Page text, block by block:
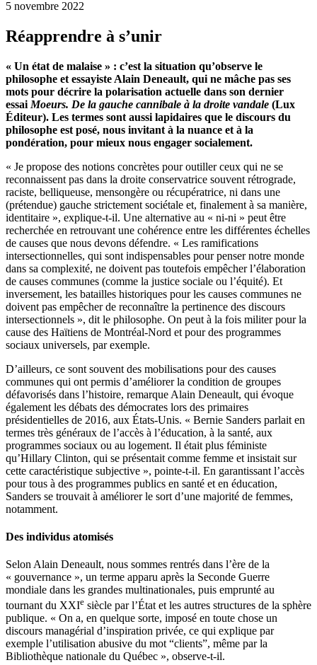
5 novembre 2022
Réapprendre à s’unir
« Un état de malaise » : c’est la situation qu’observe le
philosophe et essayiste Alain Deneault, qui ne mâche pas ses
mots pour décrire la polarisation actuelle dans son dernier
essai Moeurs. De la gauche cannibale à la droite vandale (Lux
Éditeur). Les termes sont aussi lapidaires que le discours du
philosophe est posé, nous invitant à la nuance et à la
pondération, pour mieux nous engager socialement.
« Je propose des notions concrètes pour outiller ceux qui ne se
reconnaissent pas dans la droite conservatrice souvent rétrograde,
raciste, belliqueuse, mensongère ou récupératrice, ni dans une
(prétendue) gauche strictement sociétale et, finalement à sa manière,
identitaire », explique-t-il. Une alternative au « ni-ni » peut être
recherchée en retrouvant une cohérence entre les différentes échelles
de causes que nous devons défendre. « Les ramifications
intersectionnelles, qui sont indispensables pour penser notre monde
dans sa complexité, ne doivent pas toutefois empêcher l’élaboration
de causes communes (comme la justice sociale ou l’équité). Et
inversement, les batailles historiques pour les causes communes ne
doivent pas empêcher de reconnaître la pertinence des discours
intersectionnels », dit le philosophe. On peut à la fois militer pour la
cause des Haïtiens de Montréal-Nord et pour des programmes
sociaux universels, par exemple.
D’ailleurs, ce sont souvent des mobilisations pour des causes
communes qui ont permis d’améliorer la condition de groupes
défavorisés dans l’histoire, remarque Alain Deneault, qui évoque
également les débats des démocrates lors des primaires
présidentielles de 2016, aux États-Unis. « Bernie Sanders parlait en
termes très généraux de l’accès à l’éducation, à la santé, aux
programmes sociaux ou au logement. Il était plus féministe
qu’Hillary Clinton, qui se présentait comme femme et insistait sur
cette caractéristique subjective », pointe-t-il. En garantissant l’accès
pour tous à des programmes publics en santé et en éducation,
Sanders se trouvait à améliorer le sort d’une majorité de femmes,
notamment.
Des individus atomisés
Selon Alain Deneault, nous sommes rentrés dans l’ère de la
« gouvernance », un terme apparu après la Seconde Guerre
mondiale dans les grandes multinationales, puis emprunté au
tournant du XXIe siècle par l’État et les autres structures de la sphère
publique. « On a, en quelque sorte, imposé en toute chose un
discours managérial d’inspiration privée, ce qui explique par
exemple l’utilisation abusive du mot “clients”, même par la
Bibliothèque nationale du Québec », observe-t-il.